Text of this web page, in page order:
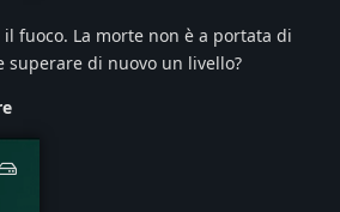
fuoco. La morte non è a portata di
superare di nuovo un livello?